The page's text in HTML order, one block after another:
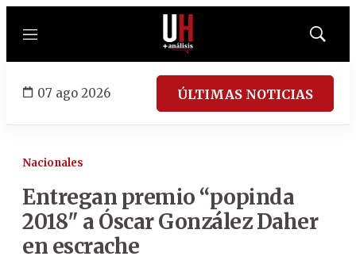
Menú
Mostrar
07 ago 2026 ÚLTIMAS NOTICIAS
Nacionales
Entregan premio “popinda
2018" a Óscar González Daher
en escrache